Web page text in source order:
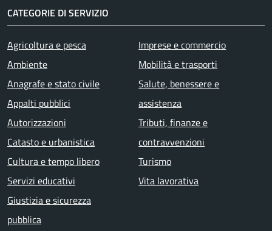
CATEGORIE DI SERVIZIO
Agricoltura e pesca
Ambiente
Anagrafe e stato civile
Appalti pubblici
Autorizzazioni
Catasto e urbanistica
Cultura e tempo libero
Servizi educativi
Giustizia e sicurezza
pubblica
Imprese e commercio
Mobilità e trasporti
Salute, benessere e
assistenza
Tributi, finanze e
contravvenzioni
Turismo
Vita lavorativa